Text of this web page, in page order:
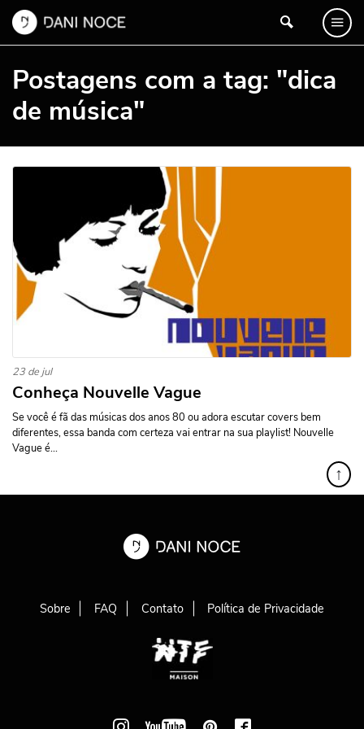
Postagens com a tag: "dica
de música"
23 de jul
Conheça Nouvelle Vague
Se você é fã das músicas dos anos 80 ou adora escutar covers bem
diferentes, essa banda com certeza vai entrar na sua playlist! Nouvelle
Vague é...
↑
Sobre FAQ Contato Política de Privacidade